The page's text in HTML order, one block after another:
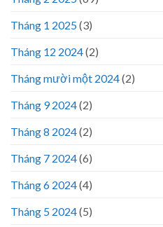
Tháng 1 2025(3)
Tháng 12 2024(2)
Tháng mười một 2024(2)
Tháng 9 2024(2)
Tháng 8 2024(2)
Tháng 7 2024(6)
Tháng 6 2024(4)
Tháng 5 2024(5)